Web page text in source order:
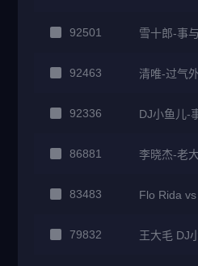
92501 雪十郎-事
92463 清唯-过气
92336 DJ小鱼儿-
86881 李晓杰-老
83483 Flo Rida
79832 王大毛 DJ